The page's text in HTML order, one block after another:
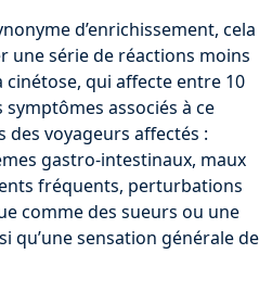
d’enrichissement, cela
une série de réactions moins
qui affecte entre 10
symptômes associés à ce
des voyageurs affectés :
gastro-intestinaux, maux
fréquents, perturbations
comme des sueurs ou une
qu’une sensation générale de